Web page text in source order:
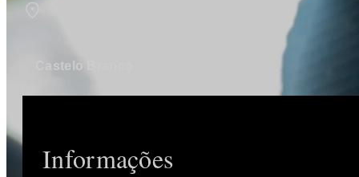
Castelo Branco
Informações